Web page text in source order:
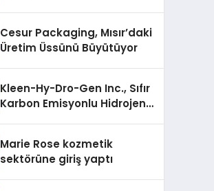
Cesur Packaging, Mısır’daki
Üretim Üssünü Büyütüyor
Kleen-Hy-Dro-Gen Inc., Sıfır
Karbon Emisyonlu Hidrojen
Aldı
Marie Rose kozmetik
sektörüne giriş yaptı